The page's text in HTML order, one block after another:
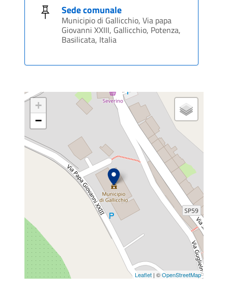
Sede comunale
Municipio di Gallicchio, Via papa
Giovanni XXIII, Gallicchio, Potenza,
Basilicata, Italia
+
−
Leaflet | ©OpenStreetMap